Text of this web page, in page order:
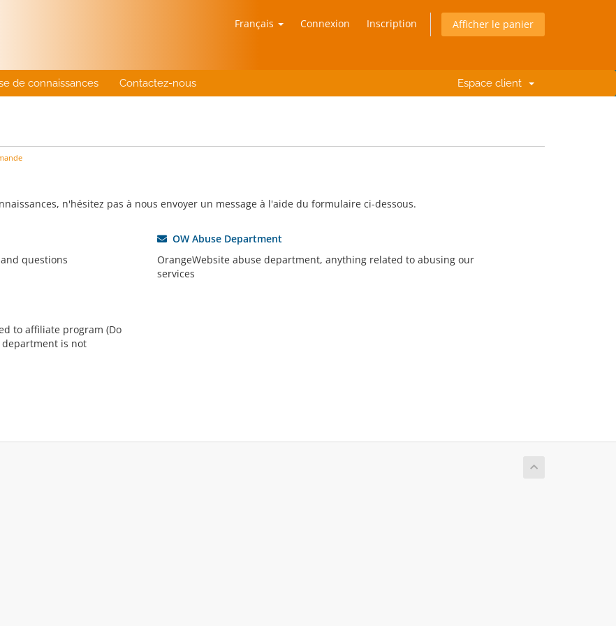
Français Connexion Inscription Afficher le panier
de connaissances Contactez-nous Espace client
n'hésitez pas à nous envoyer un message à l'aide du formulaire ci-dessous.
questions
OW Abuse Department
OrangeWebsite abuse department, anything related to abusing our
services
to affiliate program (Do
is not